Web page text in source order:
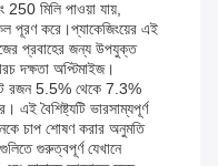
মিলি পাওয়া যায়,
পূরণ করে।প্যাকেজিংয়ের এই
প্রবাহের জন্য উপযুক্ত
দক্ষতা অপ্টিমাইজ।
রজন 5.5% থেকে 7.3%
এই বৈশিষ্ট্যটি ভারসাম্যপূর্ণ
চাপ শোষণ করার অনুমতি
গুরুত্বপূর্ণ যেখানে